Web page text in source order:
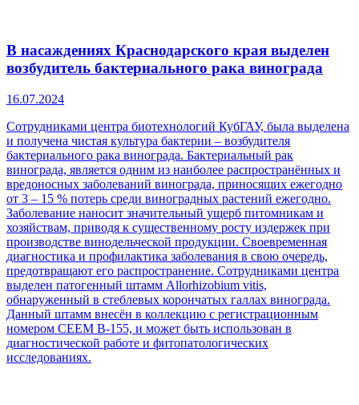
В насаждениях Краснодарского края выделен
возбудитель бактериального рака винограда
16.07.2024
Сотрудниками центра биотехнологий КубГАУ, была выделена
и получена чистая культура бактерии – возбудителя
бактериального рака винограда. Бактериальный рак
винограда, является одним из наиболее распространённых и
вредоносных заболеваний винограда, приносящих ежегодно
от 3 – 15 % потерь среди виноградных растений ежегодно.
Заболевание наносит значительный ущерб питомникам и
хозяйствам, приводя к существенному росту издержек при
производстве винодельческой продукции. Своевременная
диагностика и профилактика заболевания в свою очередь,
предотвращают его распространение. Сотрудниками центра
выделен патогенный штамм Allorhizobium vitis,
обнаруженный в стеблевых корончатых галлах винограда.
Данный штамм внесён в коллекцию с регистрационным
номером CEEM B-155, и может быть использован в
диагностической работе и фитопатологических
исследованиях.